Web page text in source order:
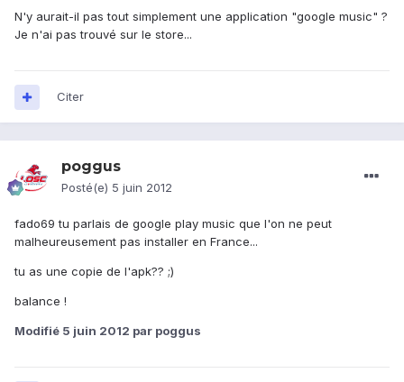
N'y aurait-il pas tout simplement une application "google music" ?
Je n'ai pas trouvé sur le store...
Citer
poggus
Posté(e) 5 juin 2012
fado69 tu parlais de google play music que l'on ne peut
malheureusement pas installer en France...
tu as une copie de l'apk?? ;)
balance !
Modifié 5 juin 2012 par poggus